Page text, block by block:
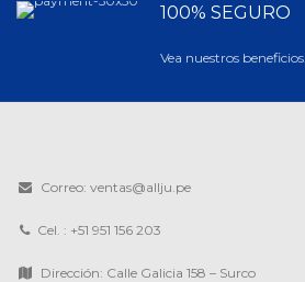
100% SEGURO
Vea nuestros beneficios.
Correo: ventas@allju.pe
Cel. : +51 951 156 203
Dirección: Calle Galicia 158 – Surco